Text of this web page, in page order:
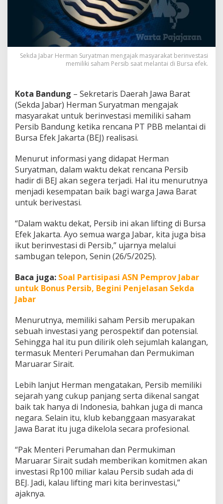
a
r
a
k
a
t
B
e
n
v
s
t
a
i
M
i
l
i
a
h
a
m
e
s
Sekda Jabar Herman Suryatman mengajak masyarakat berinvestasi
memiliki saham Persib saat melantai di Bursa efek.
Kota Bandung – Sekretaris Daerah Jawa Barat
(Sekda Jabar) Herman Suryatman mengajak
masyarakat untuk berinvestasi memiliki saham
Persib Bandung ketika rencana PT PBB melantai di
Bursa Efek Jakarta (BEJ) realisasi.
Menurut informasi yang didapat Herman
Suryatman, dalam waktu dekat rencana Persib
hadir di BEJ akan segera terjadi. Hal itu menurutnya
menjadi kesempatan baik bagi warga Jawa Barat
untuk berivestasi.
“Dalam waktu dekat, Persib ini akan lifting di Bursa
Efek Jakarta. Ayo semua warga Jabar, kita juga bisa
ikut berinvestasi di Persib,” ujarnya melalui
sambugan telepon, Senin (26/5/2025).
Baca juga: Soal Partisipasi ASN Pemprov Jabar
untuk Bonus Persib, Begini Penjelasan Sekda
Jabar
Menurutnya, memiliki saham Persib merupakan
sebuah investasi yang perospektif dan potensial.
Sehingga hal itu pun dilirik oleh sejumlah kalangan,
termasuk Menteri Perumahan dan Permukiman
Maruarar Sirait.
Lebih lanjut Herman mengatakan, Persib memiliki
sejarah yang cukup panjang serta dikenal sangat
baik tak hanya di Indonesia, bahkan juga di manca
negara. Selain itu, klub kebanggaan masyarakat
Jawa Barat itu juga dikelola secara profesional.
“Pak Menteri Perumahan dan Permukiman
Maruarar Sirait sudah memberikan komitmen akan
investasi Rp100 miliar kalau Persib sudah ada di
BEJ. Jadi, kalau lifting mari kita berinvestasi,”
ajaknya.